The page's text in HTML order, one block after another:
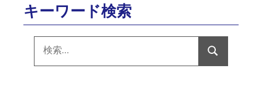
キーワード検索
索:
検
索